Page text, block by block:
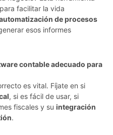
facilitar la vida
de procesos
esos informes
contable adecuado para
es vital. Fíjate en si
, si es fácil de usar, si
fiscales y su integración
.